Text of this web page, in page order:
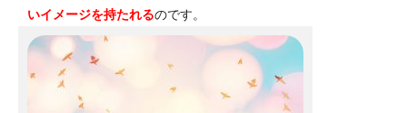
いイメージを持たれるのです。